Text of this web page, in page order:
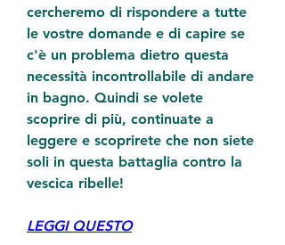
cercheremo di rispondere a tutte
le vostre domande e di capire se
c'è un problema dietro questa
necessità incontrollabile di andare
in bagno. Quindi se volete
scoprire di più, continuate a
leggere e scoprirete che non siete
soli in questa battaglia contro la
vescica ribelle!
LEGGI QUESTO